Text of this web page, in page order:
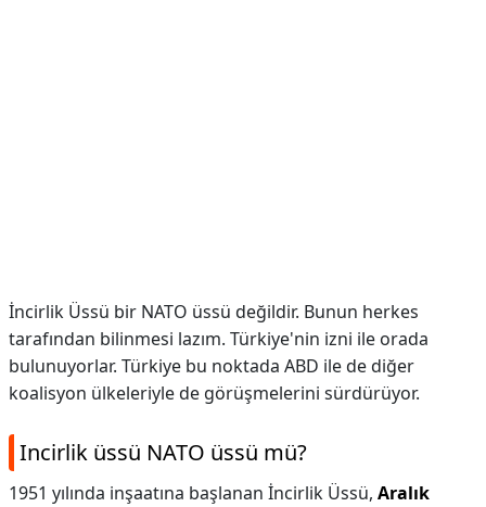
İncirlik Üssü bir NATO üssü değildir. Bunun herkes
tarafından bilinmesi lazım. Türkiye'nin izni ile orada
bulunuyorlar. Türkiye bu noktada ABD ile de diğer
koalisyon ülkeleriyle de görüşmelerini sürdürüyor.
Incirlik üssü NATO üssü mü?
1951 yılında inşaatına başlanan İncirlik Üssü, Aralık